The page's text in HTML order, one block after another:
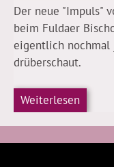
Der neue "Impuls"
beim Fuldaer
eigentlich nochmal
drüberschaut.
Weiterlesen